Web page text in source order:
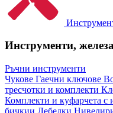
Инструменти,
Ръчни инструменти
Чукове Гаечни ключове
тресчотки и комплекти
Комплекти и куфарчета с
бичкии Лебедки